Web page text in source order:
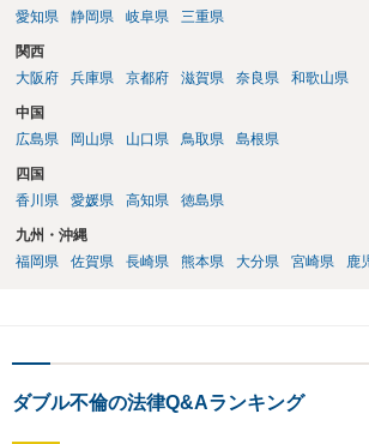
愛知県
静岡県 岐阜県 三重県
関西
大阪府
兵庫県 京都府 滋賀県 奈良県 和歌山県
中国
広島県
岡山県 山口県 鳥取県 島根県
四国
香川県
愛媛県 高知県 徳島県
九州・沖縄
福岡県
佐賀県 長崎県 熊本県 大分県 宮崎県 鹿
ダブル不倫の法律Q&Aランキング